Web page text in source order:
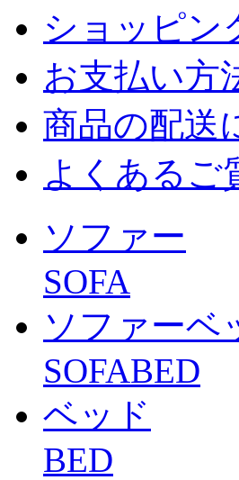
ショッピン
お支払い方
商品の配送
よくあるご
ソファー
SOFA
ソファーベ
SOFABED
ベッド
BED